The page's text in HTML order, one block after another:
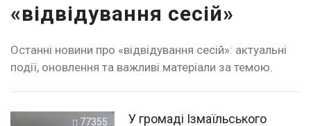
«відвідування сесій»
Останні новини про «відвідування сесій»: актуальні
події, оновлення та важливі матеріали за темою.
77355
У громаді Ізмаїльського